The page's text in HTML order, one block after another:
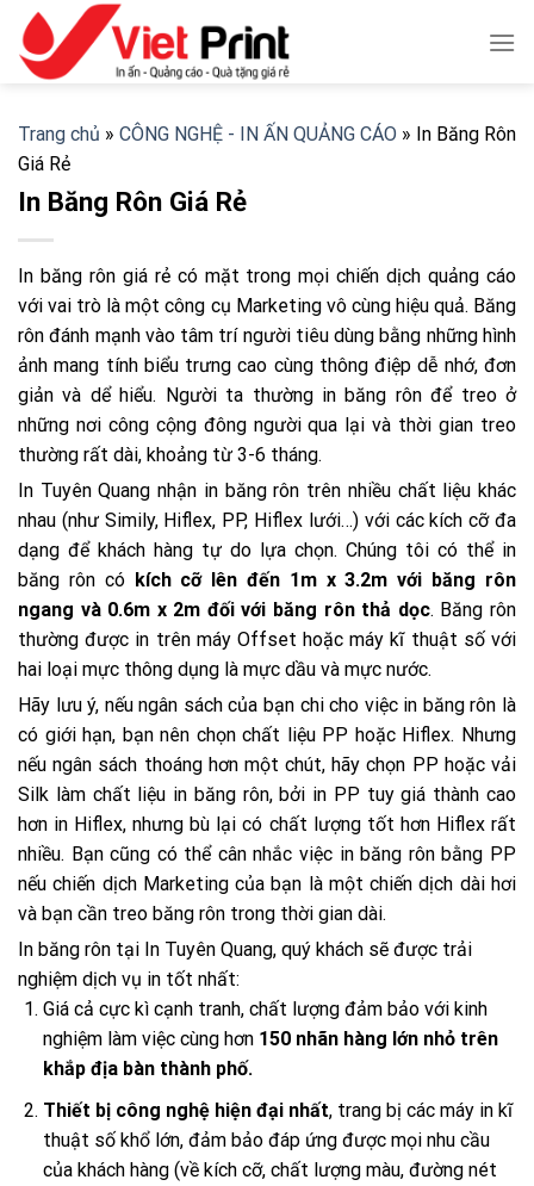
Skip
content
Trang chủ » CÔNG NGHỆ - IN ẤN QUẢNG CÁO » In Băng Rôn
Giá Rẻ
In Băng Rôn Giá Rẻ
In băng rôn giá rẻ có mặt trong mọi chiến dịch quảng cáo
với vai trò là một công cụ Marketing vô cùng hiệu quả. Băng
rôn đánh mạnh vào tâm trí người tiêu dùng bằng những hình
ảnh mang tính biểu trưng cao cùng thông điệp dễ nhớ, đơn
giản và dể hiểu. Người ta thường in băng rôn để treo ở
những nơi công cộng đông người qua lại và thời gian treo
thường rất dài, khoảng từ 3-6 tháng.
In Tuyên Quang nhận in băng rôn trên nhiều chất liệu khác
nhau (như Simily, Hiflex, PP, Hiflex lưới…) với các kích cỡ đa
dạng để khách hàng tự do lựa chọn. Chúng tôi có thể in
băng rôn có kích cỡ lên đến 1m x 3.2m với băng rôn
ngang và 0.6m x 2m đối với băng rôn thả dọc. Băng rôn
thường được in trên máy Offset hoặc máy kĩ thuật số với
hai loại mực thông dụng là mực dầu và mực nước.
Hãy lưu ý, nếu ngân sách của bạn chi cho việc in băng rôn là
có giới hạn, bạn nên chọn chất liệu PP hoặc Hiflex. Nhưng
nếu ngân sách thoáng hơn một chút, hãy chọn PP hoặc vải
Silk làm chất liệu in băng rôn, bởi in PP tuy giá thành cao
hơn in Hiflex, nhưng bù lại có chất lượng tốt hơn Hiflex rất
nhiều. Bạn cũng có thể cân nhắc việc in băng rôn bằng PP
nếu chiến dịch Marketing của bạn là một chiến dịch dài hơi
và bạn cần treo băng rôn trong thời gian dài.
In băng rôn tại In Tuyên Quang, quý khách sẽ được trải
nghiệm dịch vụ in tốt nhất:
Giá cả cực kì cạnh tranh, chất lượng đảm bảo với kinh
nghiệm làm việc cùng hơn 150 nhãn hàng lớn nhỏ trên
khắp địa bàn thành phố.
Thiết bị công nghệ hiện đại nhất, trang bị các máy in kĩ
thuật số khổ lớn, đảm bảo đáp ứng được mọi nhu cầu
của khách hàng (về kích cỡ, chất lượng màu, đường nét